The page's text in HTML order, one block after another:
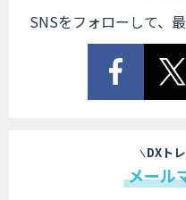
ービス
SNSをフォローして、
DXト
メール